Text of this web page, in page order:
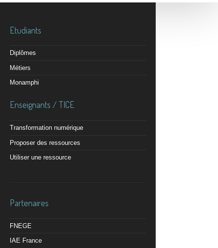
Etudiants
Diplômes
Métiers
Monamphi
Enseignants / TICE
Transformation numérique
Proposer des ressources
Utiliser une ressource
Partenaires
FNEGE
IAE France